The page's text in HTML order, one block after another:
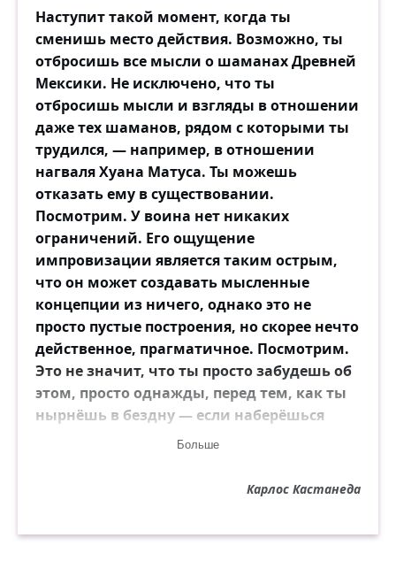
Наступит такой момент, когда ты
сменишь место действия. Возможно, ты
отбросишь все мысли о шаманах Древней
Мексики. Не исключено, что ты
отбросишь мысли и взгляды в отношении
даже тех шаманов, рядом с которыми ты
трудился, — например, в отношении
нагваля Хуана Матуса. Ты можешь
отказать ему в существовании.
Посмотрим. У воина нет никаких
ограничений. Его ощущение
импровизации является таким острым,
что он может создавать мысленные
концепции из ничего, однако это не
просто пустые построения, но скорее нечто
действенное, прагматичное. Посмотрим.
Это не значит, что ты просто забудешь об
этом, просто однажды, перед тем, как ты
нырнёшь в бездну — если наберёшься
дерзости пройти по её краю, если будешь
пути, — ты придёшь к присущим воинам
выводам об упорядоченности и
Больше
Карлос Кастанеда